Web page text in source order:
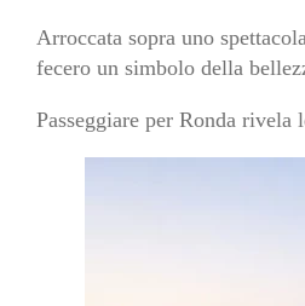
Arroccata sopra uno
fecero un simbolo della
Passeggiare per Ronda rivela